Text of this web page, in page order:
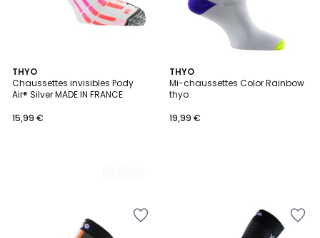
THYO
Chaussettes invisibles Pody
Air® Silver MADE IN FRANCE
15,99 €
2
Couleurs
THYO
Mi-chaussettes Color Rainbow
thyo
19,99 €